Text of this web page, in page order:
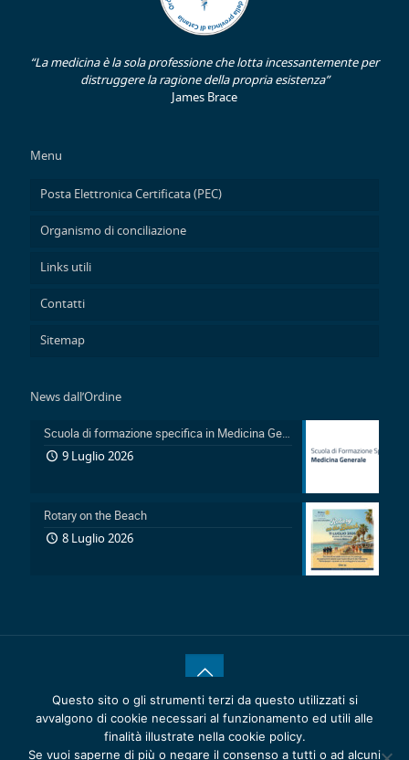
“La medicina è la sola professione che lotta incessantemente per
distruggere la ragione della propria esistenza”
James Brace
Menu
Posta Elettronica Certificata (PEC)
Organismo di conciliazione
Links utili
Contatti
Sitemap
News dall’Ordine
Scuola di formazione specifica in Medicina Generale 2026-2029: Pubblicazione avviso accesso in sovrannumero legge 401/2000 e avviso accesso degli Ufficiali Medici
9 Luglio 2026
Rotary on the Beach
8 Luglio 2026
® 2020 Copyrights. Reattiva >Ordine dei Medici Chirurghi e
degli Odontoiatri della Provincia di Catania - C.F. 80011920875 -
Privacy Policy- Cookie Policy
Questo sito o gli strumenti terzi da questo utilizzati si
avvalgono di cookie necessari al funzionamento ed utili alle
finalità illustrate nella cookie policy.
Se vuoi saperne di più o negare il consenso a tutti o ad alcuni